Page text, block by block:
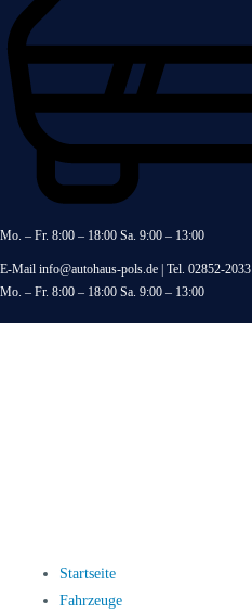
Mo. – Fr. 8:00 – 18:00 Sa. 9:00 – 13:00
E-Mail info@autohaus-pols.de | Tel. 02852-2033
Mo. – Fr. 8:00 – 18:00 Sa. 9:00 – 13:00
Startseite
Fahrzeuge